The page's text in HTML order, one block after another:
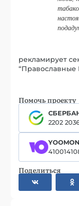
рекламирует
“Православные
Помочь проекту
2202
Поделиться